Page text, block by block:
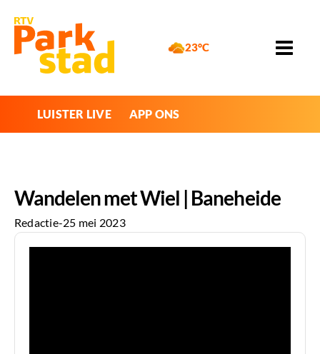
23°C
LUISTER LIVE APP ONS
Wandelen met Wiel | Baneheide
Redactie-25 mei 2023